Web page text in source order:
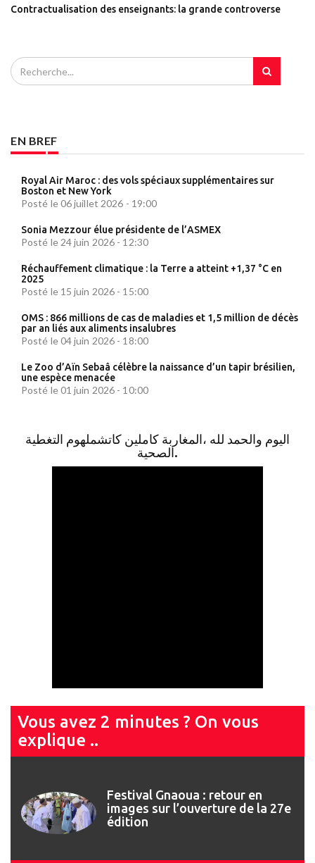
Contractualisation des enseignants: la grande controverse
EN BREF
Royal Air Maroc : des vols spéciaux supplémentaires sur
Boston et New York
Posté le 06 juillet 2026 - 19:00
Sonia Mezzour élue présidente de l’ASMEX
Posté le 24 juin 2026 - 12:30
Réchauffement climatique : la Terre a atteint +1,37 °C en
2025
Posté le 15 juin 2026 - 15:00
OMS : 866 millions de cas de maladies et 1,5 million de décès
par an liés aux aliments insalubres
Posté le 04 juin 2026 - 18:00
Le Zoo d’Aïn Sebaâ célèbre la naissance d’un tapir brésilien,
une espèce menacée
Posté le 01 juin 2026 - 10:00
اليوم والحمد لله ،المغاربة كاملين كاتشملهوم التغطية
الصحية.
Vous avez 2 minutes ? On vous
explique ..
Festival Gnaoua 2026 : Najat
Vallaud-Belkacem invitée de
marque du 13ème Forum des